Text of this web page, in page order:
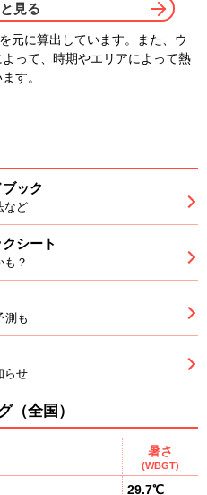
見る
元に算出しています。また、ウ
って、時期やエリアによって熱
す。
ック
など
シート
？
測も
らせ
（全国）
暑さ
(WBGT)
29.7℃